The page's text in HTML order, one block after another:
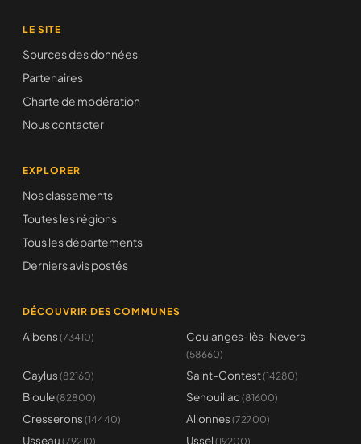
LE SITE
Sources des données
Partenaires
Charte de modération
Nous contacter
EXPLORER
Nos classements
Toutes les régions
Tous les départements
Derniers avis postés
DÉCOUVRIR DES COMMUNES
Albens (73410) Coulanges-lès-Nevers
(58660)
Caylus (82160) Saint-Contest(14280)
Bioule(82800) Senouillac (81600)
Cresserons (14440) Allonnes (72700)
Usseau (79210) Ussel (19200)